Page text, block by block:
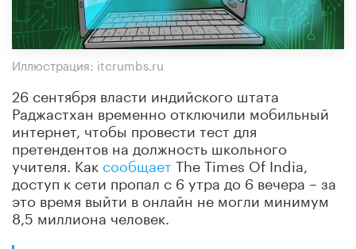
Иллюстрация: itcrumbs.ru
26 сентября власти индийского штата
Раджастхан временно отключили мобильный
интернет, чтобы провести тест для
претендентов на должность школьного
учителя. Как сообщаетThe Times Of India,
доступ к сети пропал с 6 утра до 6 вечера – за
это время выйти в онлайн не могли минимум
8,5 миллиона человек.